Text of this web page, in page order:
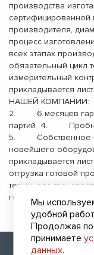
производства
сертифицированной
производителя,
процесс
всех этапах
обязательный цикл
измерительный
прикладывается
НАШЕЙ КОМПАНИИ:
2. 6 месяцев
партий 4.
5. Собственное
новейшего
прикладывается
отгрузка готовой
терминала
года
2010 -
Мы
удобной
Продолжая
принимаете
данных.